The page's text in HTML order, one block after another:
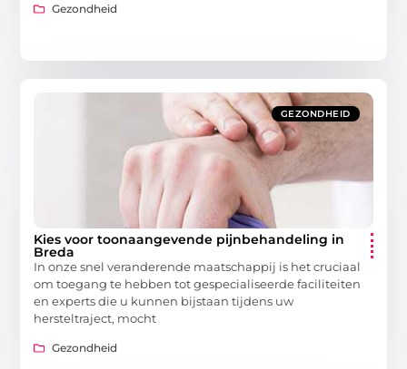
Gezondheid
GEZONDHEID
Kies voor toonaangevende pijnbehandeling in
Breda
In onze snel veranderende maatschappij is het cruciaal
om toegang te hebben tot gespecialiseerde faciliteiten
en experts die u kunnen bijstaan tijdens uw
hersteltraject, mocht
Gezondheid